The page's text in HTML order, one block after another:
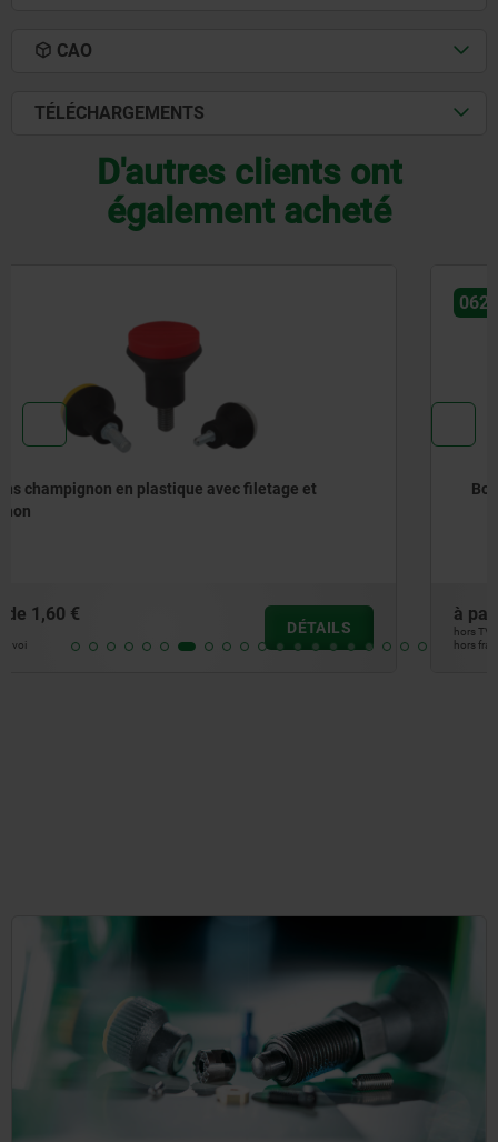
CAO
TÉLÉCHARGEMENTS
D'autres clients ont
également acheté
Bouton champignon antistatique avec taraudage
à partir de
hors frais d’envoi